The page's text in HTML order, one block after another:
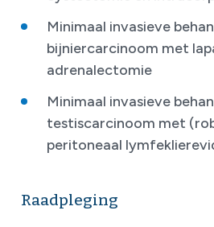
Minimaal invasieve
bijniercarcinoom met
adrenalectomie
Minimaal invasieve
testiscarcinoom met
peritoneaal
Raadpleging